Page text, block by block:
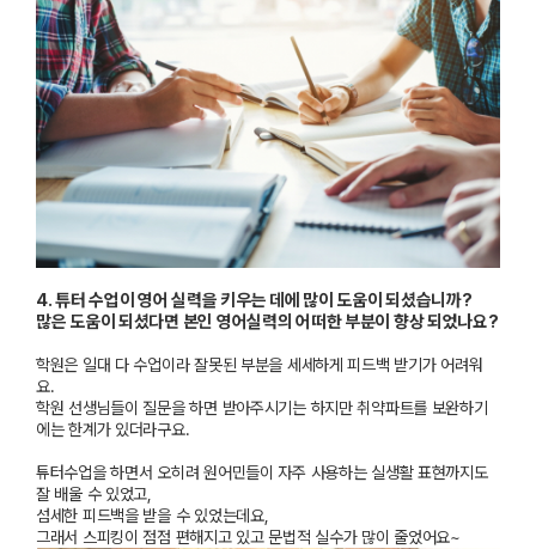
4.튜터 수업이 영어 실력을 키우는 데에 많이 도움이 되셨습니까?
많은 도움이 되셨다면 본인 영어실력의 어떠한 부분이 향상 되었나요?
학원은 일대 다 수업이라 잘못된 부분을 세세하게 피드백 받기가 어려워
요.
학원 선생님들이 질문을 하면 받아주시기는 하지만 취약파트를 보완하기
에는 한계가 있더라구요.
튜터수업을 하면서 오히려 원어민들이 자주 사용하는 실생활 표현까지도
잘 배울 수 있었고,
섬세한 피드백을 받을 수 있었는데요,
그래서 스피킹이 점점 편해지고 있고 문법적 실수가 많이 줄었어요~